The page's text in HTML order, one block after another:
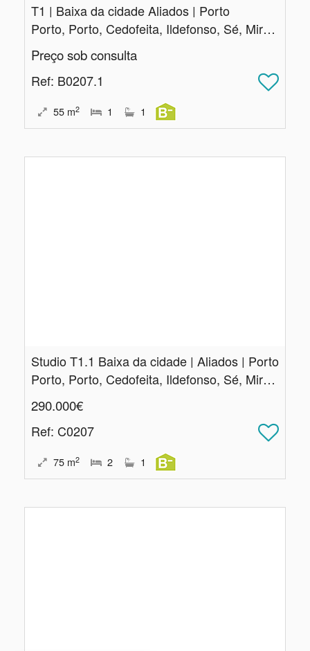
T1 | Baixa da cidade Aliados | Porto
Porto, Porto, Cedofeita, Ildefonso, Sé, Miragaia, Nicolau, Vitória
Preço sob consulta
Ref: B0207.1
55 m2 1 1
Studio T1.​1 Baixa da cidade | Aliados | Porto
Porto, Porto, Cedofeita, Ildefonso, Sé, Miragaia, Nicolau, Vitória
290.000€
Ref: C0207
75 m2 2 1